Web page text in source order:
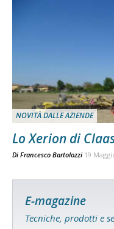
NOVITÀ DALLE AZIENDE
Lo Xerion di
Di Francesco Bartolozzi 19
E-magazine
Tecniche, prodotti e